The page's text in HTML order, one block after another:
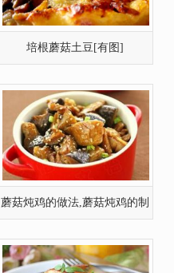
培根蘑菇土豆[有图]
蘑菇炖鸡的做法,蘑菇炖鸡的制